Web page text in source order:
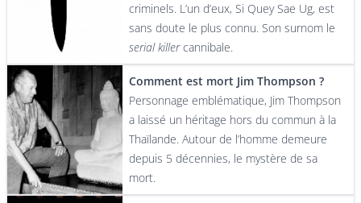
criminels. L’un d’eux, Si Quey Sae Ug, est
sans doute le plus connu. Son surnom le
serial killercannibale.
Comment est mort Jim Thompson ?
Personnage emblématique, Jim Thompson
a laissé un héritage hors du commun à la
Thaïlande. Autour de l’homme demeure
depuis 5 décennies, le mystère de sa
mort.